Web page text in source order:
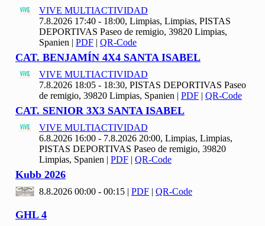
VIVE MULTIACTIVIDAD
7.8.2026 17:40 - 18:00, Limpias, Limpias, PISTAS
DEPORTIVAS Paseo de remigio, 39820 Limpias,
Spanien | PDF | QR-Code
CAT. BENJAMÍN 4X4 SANTA ISABEL
VIVE MULTIACTIVIDAD
7.8.2026 18:05 - 18:30, PISTAS DEPORTIVAS Paseo
de remigio, 39820 Limpias, Spanien | PDF | QR-Code
CAT. SENIOR 3X3 SANTA ISABEL
VIVE MULTIACTIVIDAD
6.8.2026 16:00 - 7.8.2026 20:00, Limpias, Limpias,
PISTAS DEPORTIVAS Paseo de remigio, 39820
Limpias, Spanien | PDF | QR-Code
Kubb 2026
8.8.2026 00:00 - 00:15 | PDF | QR-Code
GHL 4